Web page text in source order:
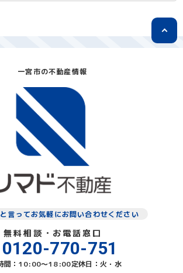
一宮市の不動産情報
言ってお気軽にお問い合わせください
無料相談・お電話窓口
0120-770-751
間：10:00〜18:00定休日：火・水